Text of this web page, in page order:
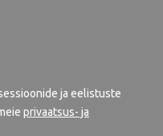
ja eelistuste
privaatsus- ja